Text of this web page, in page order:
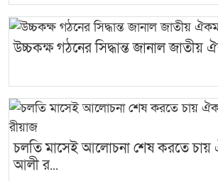
উচ্চকক্ষ গঠনের সিদ্ধান্ত জানাল
চলতি মাসেই আলোচনা শেষ করতে
আলী র...